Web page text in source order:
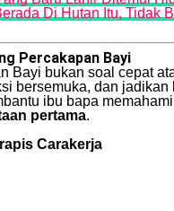
Di Hutan Itu, Tidak
Percakapan Bayi
Bayi bukan soal cepat
bersemuka, dan
ibu bapa
pertama.
Carakerja